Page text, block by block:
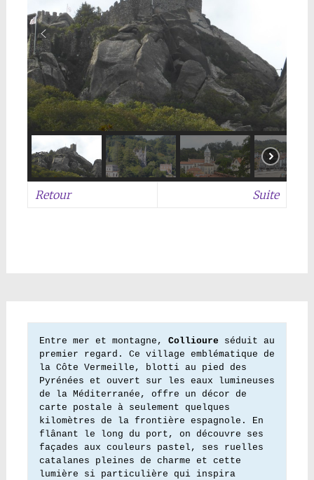
Retour Suite
Entre mer et montagne, Collioure séduit au
premier regard. Ce village emblématique de
la Côte Vermeille, blotti au pied des
Pyrénées et ouvert sur les eaux lumineuses
de la Méditerranée, offre un décor de
carte postale à seulement quelques
kilomètres de la frontière espagnole. En
flânant le long du port, on découvre ses
façades aux couleurs pastel, ses ruelles
catalanes pleines de charme et cette
lumière si particulière qui inspira